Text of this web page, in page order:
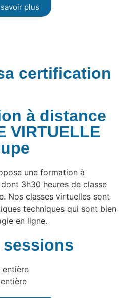
plus
certification
à distance
VIRTUELLE
une formation à
3h30 heures de classe
Nos classes virtuelles sont
techniques qui sont bien
en ligne.
sessions
entière